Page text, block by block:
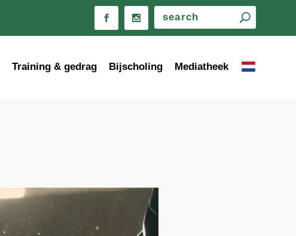
Training & gedrag Bijscholing Mediatheek